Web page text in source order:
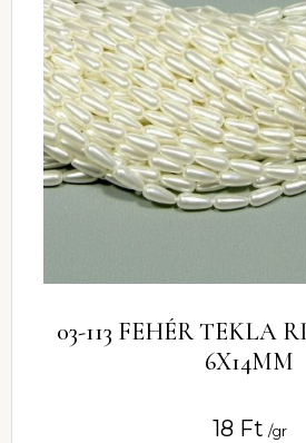
03-113 FEHÉR TEKLA
6X14MM
18 Ft /gr